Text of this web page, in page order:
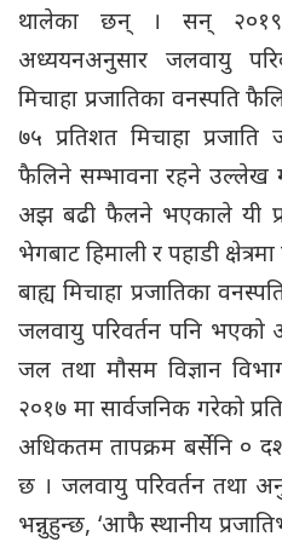
थालेका छन् । सन् २०१९
अध्ययनअनुसार जलवायु
मिचाहा प्रजातिका वनस्पति
७५ प्रतिशत मिचाहा
फैलिने सम्भावना रहने उल्लेख
अझ बढी फैलने भएकाले यी
भेगबाट हिमाली र पहाडी
बाह्य मिचाहा प्रजातिका
जलवायु परिवर्तन पनि
जल तथा मौसम विज्ञान
२०१७ मा सार्वजनिक गरेको
अधिकतम तापक्रम बर्सेनि ०
छ । जलवायु परिवर्तन तथा
भन्नुहुन्छ, ‘आफै स्थानीय